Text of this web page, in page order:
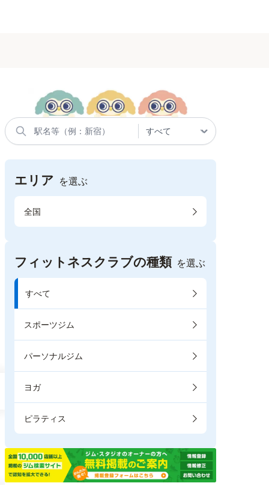
エリア を選ぶ
全国
フィットネスクラブの種類 を選ぶ
すべて
スポーツジム
パーソナルジム
ヨガ
ピラティス